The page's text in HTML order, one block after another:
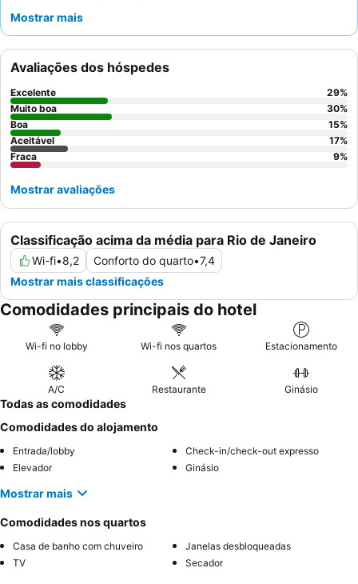
eficiência, particularmente a equipa da receção, e o pequeno-
mais confortável, considere solicitar um quarto com uma vista
agradável.
Mostrar mais
Classificação acima da média para Rio de Janeiro
Wi-fi•8,2 Conforto do quarto•7,4
Mostrar mais classificações
Avaliações dos hóspedes
Excelente 29%
Muito boa
30%
Boa
15%
Aceitável
17%
Fraca
9%
Mostrar avaliações
Comodidades principais do hotel
Wi-fi no lobby Wi-fi nos quartos Estacionamento
A/C Restaurante Ginásio
Todas as comodidades
Comodidades do alojamento
Entrada/lobby
Check-in/check-out expresso
Elevador
Ginásio
Mostrar mais
Comodidades nos quartos
Casa de banho com chuveiro
Janelas desbloqueadas
TV
Secador